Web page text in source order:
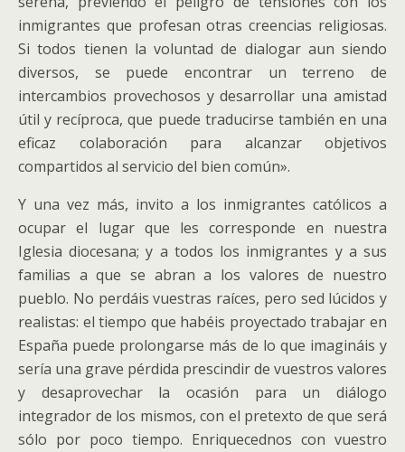
inmigrantes que profesan otras creencias religiosas.
Si todos tienen la voluntad de dialogar aun siendo
diversos, se puede encontrar un terreno de
intercambios provechosos y desarrollar una amistad
útil y recíproca, que puede traducirse también en una
eficaz colaboración para alcanzar objetivos
compartidos al servicio del bien común».
Y una vez más, invito a los inmigrantes católicos a
ocupar el lugar que les corresponde en nuestra
Iglesia diocesana; y a todos los inmigrantes y a sus
familias a que se abran a los valores de nuestro
pueblo. No perdáis vuestras raíces, pero sed lúcidos y
realistas: el tiempo que habéis proyectado trabajar en
España puede prolongarse más de lo que imagináis y
sería una grave pérdida prescindir de vuestros valores
y desaprovechar la ocasión para un diálogo
integrador de los mismos, con el pretexto de que será
sólo por poco tiempo. Enriquecednos con vuestro